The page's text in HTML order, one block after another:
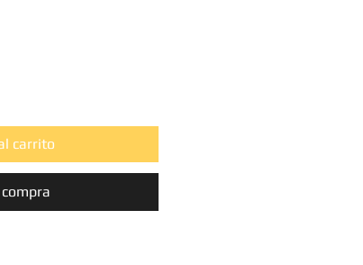
carrito